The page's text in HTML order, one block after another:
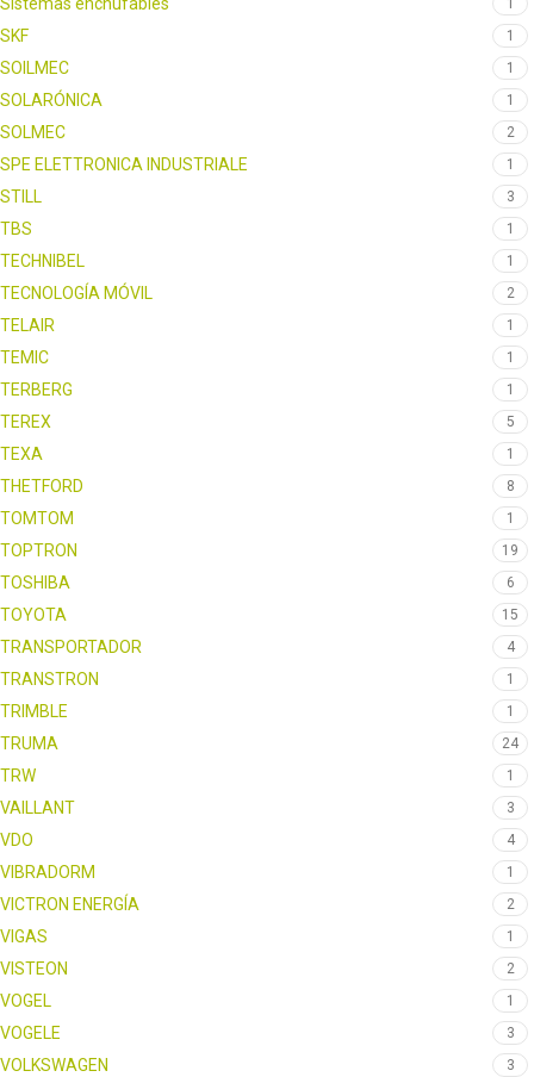
SKF 1
SOILMEC 1
SOLARÓNICA 1
SOLMEC 2
SPE ELETTRONICA INDUSTRIALE 1
STILL 3
TBS 1
TECHNIBEL 1
TECNOLOGÍA MÓVIL 2
TELAIR 1
TEMIC 1
TERBERG 1
TEREX 5
TEXA 1
THETFORD 8
TOMTOM 1
TOPTRON 19
TOSHIBA 6
TOYOTA 15
TRANSPORTADOR 4
TRANSTRON 1
TRIMBLE 1
TRUMA 24
TRW 1
VAILLANT 3
VDO 4
VIBRADORM 1
VICTRON ENERGÍA 2
VIGAS 1
VISTEON 2
VOGEL 1
VOGELE 3
VOLKSWAGEN 3